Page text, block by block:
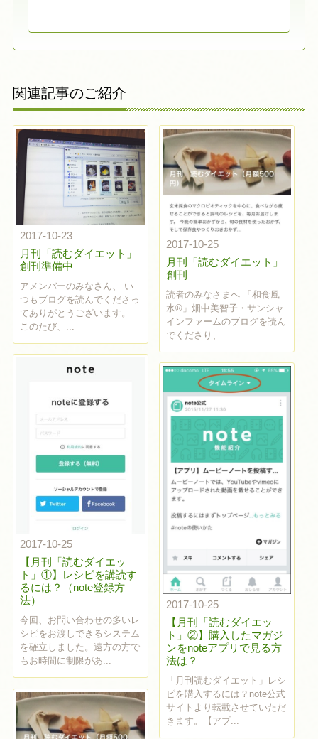
関連記事のご紹介
2017-10-23
月刊「読むダイエット」
創刊準備中
アメンバーのみなさん、 い
つもブログを読んでくださっ
てありがとうございます。
このたび、...
2017-10-25
月刊「読むダイエット」
創刊
読者のみなさまへ 「和食風
水®」畑中美智子・サンシャ
インファームのブログを読ん
でくださり、...
2017-10-25
【月刊「読むダイエッ
ト」①】レシピを講読す
るには？（note登録方
法）
今回、お問い合わせの多いレ
シピをお渡しできるシステム
を確立しました。遠方の方で
もお時間に制限があ...
2017-10-25
【月刊「読むダイエッ
ト」②】購入したマガジ
ンをnoteアプリで見る方
法は？
「月刊読むダイエット」レシ
ピを購入するには？note公式
サイトより転載させていただ
きます。【アプ...